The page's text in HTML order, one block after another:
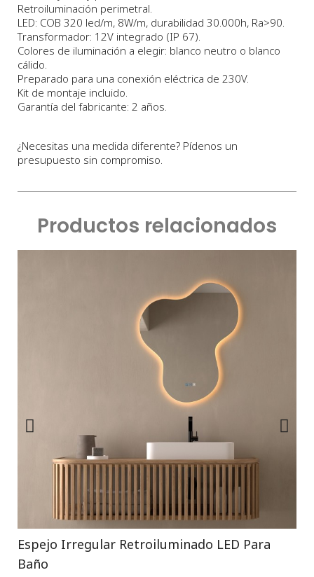
Retroiluminación perimetral.
LED: COB 320 led/m, 8W/m, durabilidad 30.000h, Ra>90.
Transformador: 12V integrado (IP 67).
Colores de iluminación a elegir: blanco neutro o blanco
cálido.
Preparado para una conexión eléctrica de 230V.
Kit de montaje incluido.
Garantía del fabricante: 2 años.
¿Necesitas una medida diferente? Pídenos un
presupuesto sin compromiso.
Productos relacionados
Espejo Irregular Retroiluminado LED Para
Baño